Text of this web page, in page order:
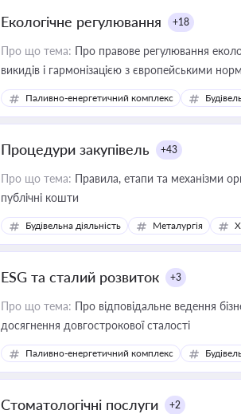
Екологічне регулювання +18
Про що тема: Про правове регулювання
викидів і гармонізацією з європейськими
Паливно-енергетичний комплекс
Процедури закупівель +43
Про що тема: Правила, етапи та механізми
публічні кошти
Будівельна діяльність Металургія
ESG та сталий розвиток +3
Про що тема: Про відповідальне ведення
досягнення довгострокової сталості
Паливно-енергетичний комплекс
Стоматологічні послуги +2